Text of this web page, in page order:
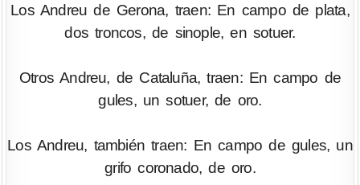
Los Andreu de Gerona, traen: En campo de plata,
dos troncos, de sinople, en sotuer.
Otros Andreu, de Cataluña, traen: En campo de
gules, un sotuer, de oro.
Los Andreu, también traen: En campo de gules, un
grifo coronado, de oro.